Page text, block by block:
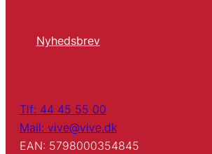
Nyhedsbrev
Tlf: 44 45 55 00
Mail: vive@vive.dk
EAN: 5798000354845